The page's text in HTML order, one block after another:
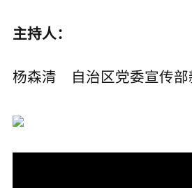
主持人：
杨森清 自治区党委宣传部